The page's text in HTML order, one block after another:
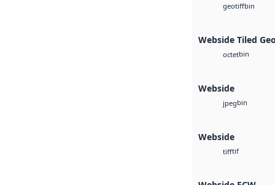
geotiffbin
Webside Tiled
octetbin
Webside
jpegbin
Webside
tifftif